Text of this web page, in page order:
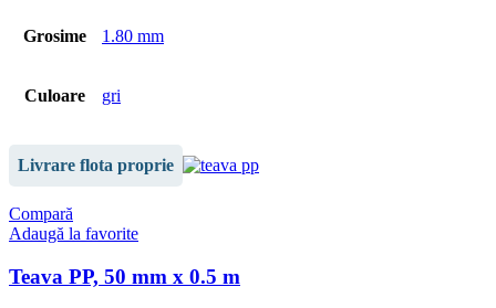
Grosime 1.80 mm
Culoare gri
Livrare flota proprie
Compară
Adaugă la favorite
Teava PP, 50 mm x 0.5 m